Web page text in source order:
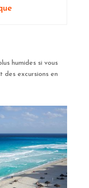
humides si vous
des excursions en